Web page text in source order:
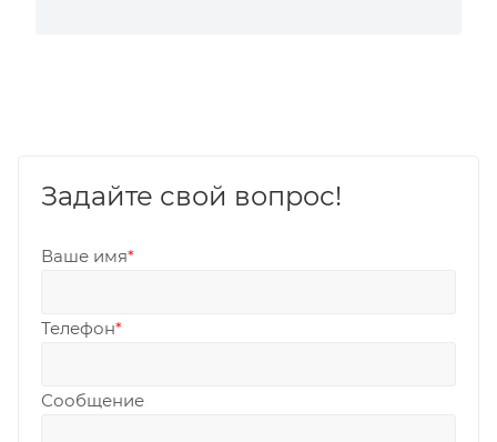
Задайте свой вопрос!
Ваше имя*
Телефон*
Сообщение